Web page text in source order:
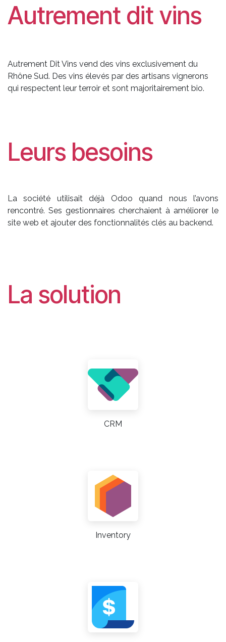
Autrement dit vins
Autrement Dit Vins vend des vins exclusivement du
Rhône Sud. Des vins élevés par des artisans vignerons
qui respectent leur terroir et sont majoritairement bio.
Leurs besoins
La société utilisait déjà Odoo quand nous l’avons
rencontré. Ses gestionnaires cherchaient à améliorer le
site web et ajouter des fonctionnalités clés au backend.
La solution
CRM
Inventory